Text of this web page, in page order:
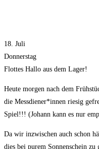
18. Juli
Donnerstag
Flottes Hallo aus dem Lager!
Heute morgen nach dem
die Messdiener*innen riesig
Spiel!!! (Johann kann es nur
Da wir inzwischen auch schon
dies bei purem Sonnenschein